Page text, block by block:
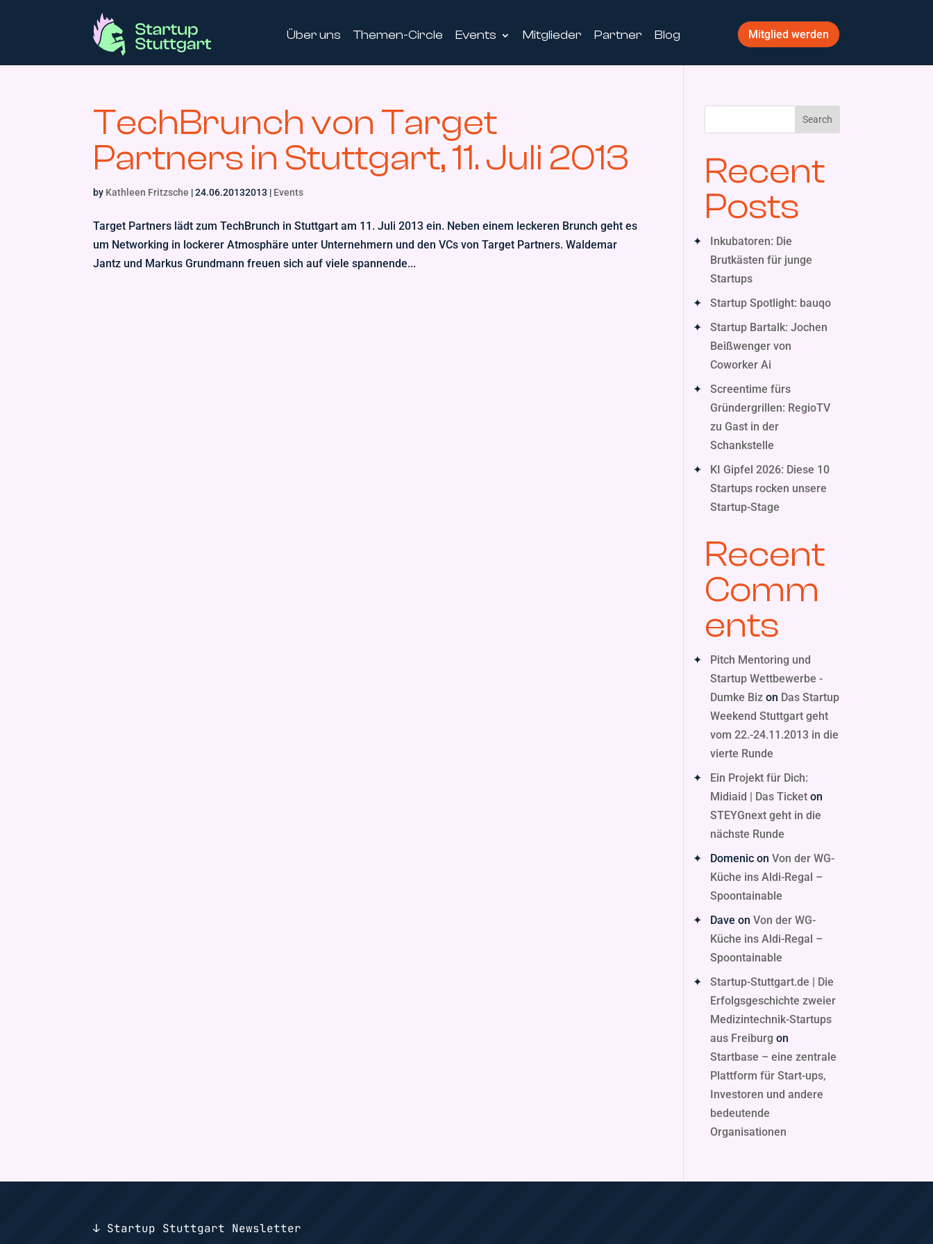
Über uns Themen-Circle Events Mitglieder Partner Blog Mitglied werden
TechBrunch von Target
Partners in Stuttgart, 11. Juli 2013
by Kathleen Fritzsche |24.06.20132013 | Events
Target Partners lädt zum TechBrunch in Stuttgart am 11. Juli 2013 ein. Neben einem leckeren Brunch geht es
um Networking in lockerer Atmosphäre unter Unternehmern und den VCs von Target Partners. Waldemar
Jantz und Markus Grundmann freuen sich auf viele spannende...
Search
Recent
Posts
Inkubatoren: Die
Brutkästen für junge
Startups
Startup Spotlight: bauqo
Startup Bartalk: Jochen
Beißwenger von
Coworker Ai
Screentime fürs
Gründergrillen: RegioTV
zu Gast in der
Schankstelle
KI Gipfel 2026: Diese 10
Startups rocken unsere
Startup-Stage
Recent
Comm
ents
Pitch Mentoring und
Startup Wettbewerbe -
Dumke Biz on Das Startup
Weekend Stuttgart geht
vom 22.-24.11.2013 in die
vierte Runde
Ein Projekt für Dich:
Midiaid | Das Ticket on
STEYGnext geht in die
nächste Runde
Domenic onVon der WG-
Küche ins Aldi-Regal –
Spoontainable
Dave onVon der WG-
Küche ins Aldi-Regal –
Spoontainable
Startup-Stuttgart.de | Die
Erfolgsgeschichte zweier
Medizintechnik-Startups
aus Freiburg on
Startbase – eine zentrale
Plattform für Start-ups,
Investoren und andere
bedeutende
Organisationen
↓ Startup Stuttgart Newsletter